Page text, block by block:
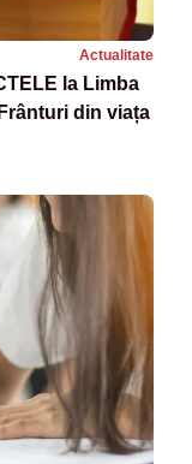
Actualitate
la Limba
din viața